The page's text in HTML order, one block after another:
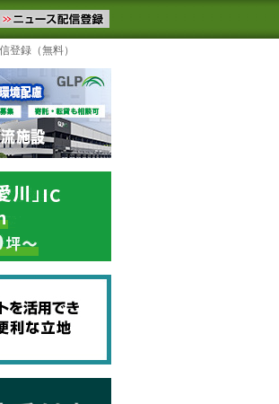
。物流ニュースメール配信を登録す
見るテーマ
登録（無料）